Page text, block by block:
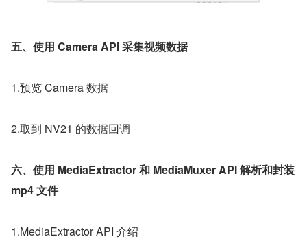
五、使用 Camera API 采集视频数据
1.预览 Camera 数据
2.取到 NV21 的数据回调
六、使用 MediaExtractor 和 MediaMuxer API 解析和封装
mp4 文件
1.MediaExtractor API 介绍